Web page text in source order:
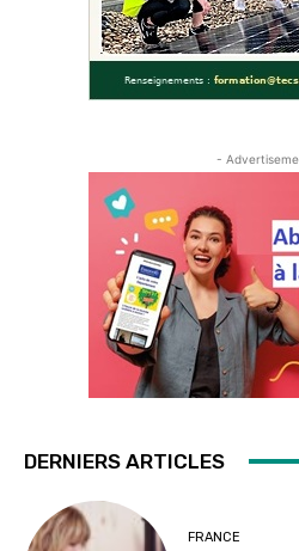
-
DERNIERS ARTICLES
FRANCE